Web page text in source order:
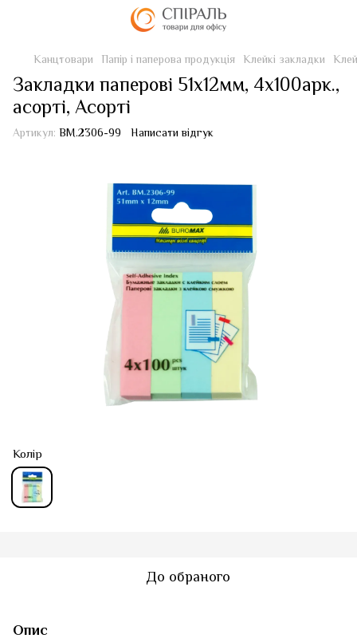
Канцтовари Папір і паперова продукція Клейкі закладки
Закладки паперові 51x12мм, 4х100арк.,
асорті, Асорті
Артикул: BM.2306-99 Написати відгук
Колір
До обраного
Опис